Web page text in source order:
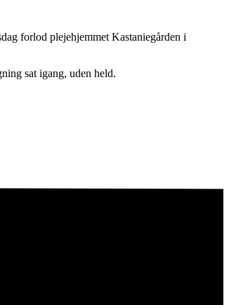
forlod plejehjemmet Kastaniegården i
sat igang, uden held.